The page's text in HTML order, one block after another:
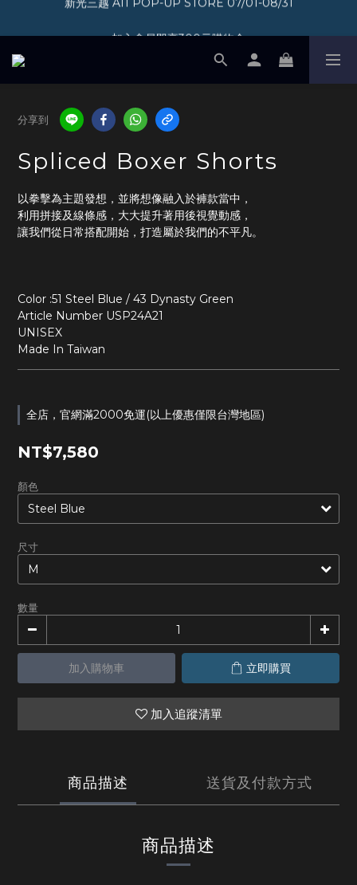
加入會員即享300元購物金
分享到
Spliced Boxer Shorts
以拳擊為主題發想，並將想像融入於褲款當中，
利用拼接及線條感，大大提升著用後視覺動感，
讓我們從日常搭配開始，打造屬於我們的不平凡。
Color :51 Steel Blue / 43 Dynasty Green
Article Number USP24A21
UNISEX
Made In Taiwan
全店，官網滿2000免運(以上優惠僅限台灣地區)
NT$7,580
顏色
尺寸
數量
加入購物車 立即購買
加入追蹤清單
商品描述 送貨及付款方式
商品描述